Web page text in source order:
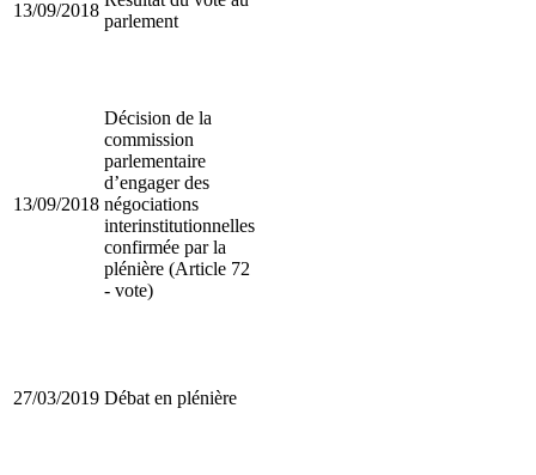
13/09/2018
parlement
13/09/2018
Décision de la
commission
parlementaire
d’engager des
négociations
interinstitutionnelles
confirmée par la
plénière (Article 72
- vote)
27/03/2019 Débat en plénière